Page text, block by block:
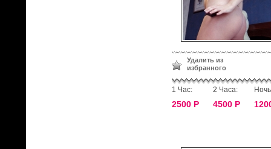
Удалить из
избранного
1 Час:
2500 Р
2 Часа:
4500 Р